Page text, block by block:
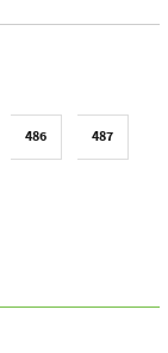
486 487